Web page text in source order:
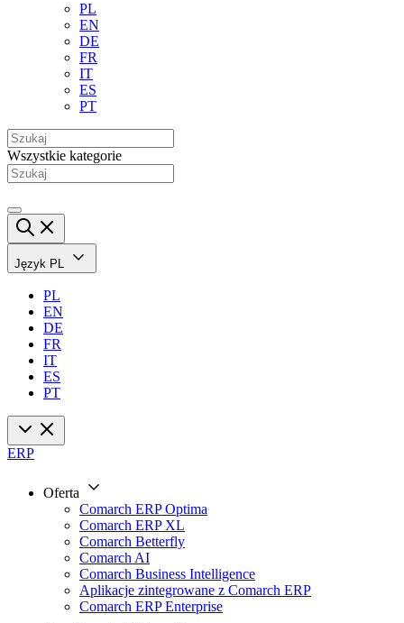
PL
EN
DE
FR
IT
ES
PT
Wszystkie kategorie
Język PL
PL
EN
DE
FR
IT
ES
PT
ERP
Oferta
Comarch ERP Optima
Comarch ERP XL
Comarch Betterfly
Comarch AI
Comarch Business Intelligence
Aplikacje zintegrowane z Comarch ERP
Comarch ERP Enterprise